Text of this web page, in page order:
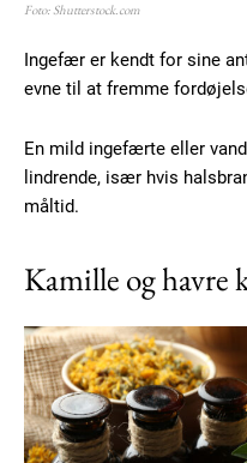
Donec quis est ac felis
Orci varius natoque dolor
Foto: Shutterstock.com
Ingefær er kendt for sine
evne til at fremme
En mild ingefærte eller
lindrende, især hvis
måltid.
Kamille og havre